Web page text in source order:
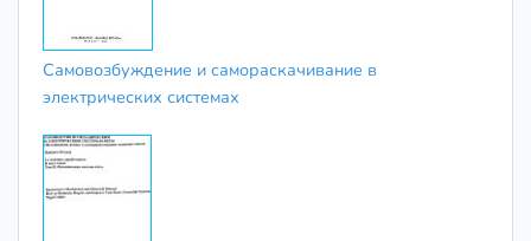
Самовозбуждение и самораскачивание в
электрических системах